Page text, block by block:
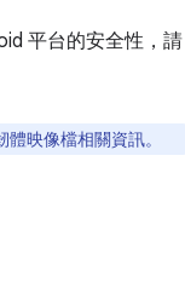
平台的安全性，請
映像檔相關資訊。